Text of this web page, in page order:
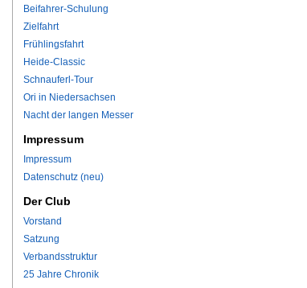
Beifahrer-Schulung
Zielfahrt
Frühlingsfahrt
Heide-Classic
Schnauferl-Tour
Ori in Niedersachsen
Nacht der langen Messer
Impressum
Impressum
Datenschutz (neu)
Der Club
Vorstand
Satzung
Verbandsstruktur
25 Jahre Chronik